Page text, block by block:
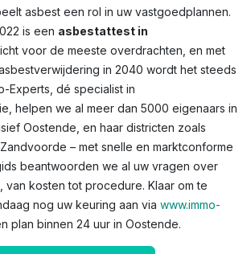
asbest een rol in uw vastgoedplannen.
is een asbestattest in
voor de meeste overdrachten, en met
in 2040 wordt het steeds
Experts, dé specialist in
helpen we al meer dan 5000 eigenaars in
Oostende, en haar districten zoals
– met snelle en marktconforme
beantwoorden we al uw vragen over
, van kosten tot procedure. Klaar om te
nog uw keuring aan via www.immo-
plan binnen 24 uur in Oostende.